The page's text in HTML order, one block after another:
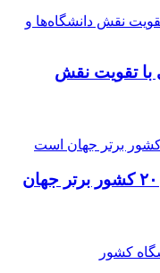
با تقویت نقش
ایران در حوزه علوم شناختی جزو ۲۰ کشور برتر جهان